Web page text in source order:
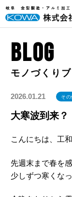
BLOG
2026.01.21 その
大寒波到来？
こんにちは、工
先週末まで春を
少しずつ寒くなっ